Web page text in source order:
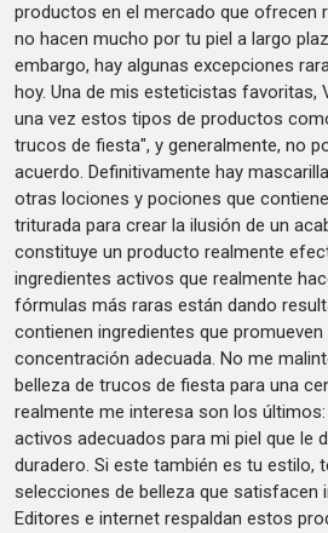
productos en el mercado que ofrecen
no hacen mucho por tu piel a largo
embargo, hay algunas excepciones
hoy. Una de mis esteticistas favoritas,
una vez estos tipos de productos
trucos de fiesta", y generalmente, no
acuerdo. Definitivamente hay
otras lociones y pociones que
triturada para crear la ilusión de un
constituye un producto realmente
ingredientes activos que realmente
fórmulas más raras están dando
contienen ingredientes que promueven
concentración adecuada. No me
belleza de trucos de fiesta para una
realmente me interesa son los
activos adecuados para mi piel que le
duradero. Si este también es tu estilo,
selecciones de belleza que satisfacen
Editores e internet respaldan estos